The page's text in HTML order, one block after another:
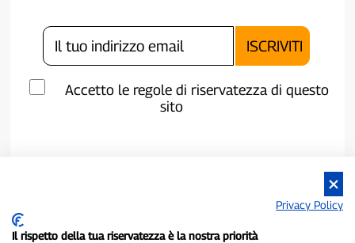
Accetto le regole di riservatezza di questo
sito
Privacy Policy
Il rispetto della tua riservatezza è la nostra priorità